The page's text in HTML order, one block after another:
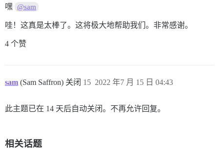
嘿 @sam
哇！这真是太棒了。这将极大地帮助我们。非常感谢。
4 个赞
sam (Sam Saffron) 关闭 2022 年7 月 15 日 04:43
15
此主题已在 14 天后自动关闭。不再允许回复。
相关话题